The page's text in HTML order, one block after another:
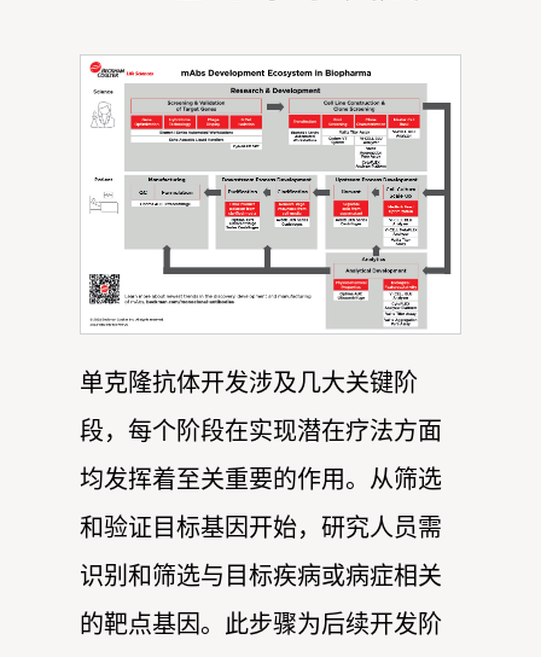
单克隆抗体开发涉及几大关键阶
段，每个阶段在实现潜在疗法方面
均发挥着至关重要的作用。从筛选
和验证目标基因开始，研究人员需
识别和筛选与目标疾病或病症相关
的靶点基因。此步骤为后续开发阶